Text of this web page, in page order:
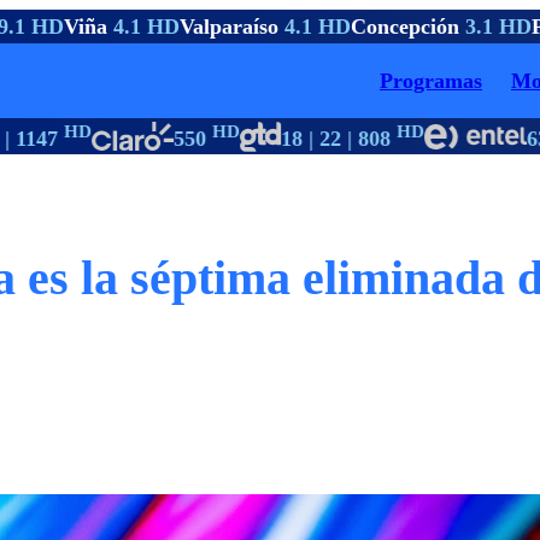
HDViña4.1 HDValparaíso4.1 HDConcepción3.1 HD
Programas
HD 550HD 18 | 22 | 808HD 63
es la séptima eliminada